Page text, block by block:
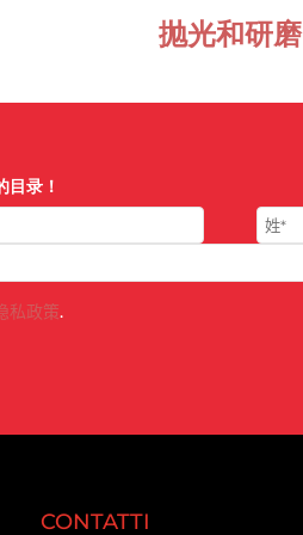
抛光和研磨
目录！
私政策.
CONTATTI